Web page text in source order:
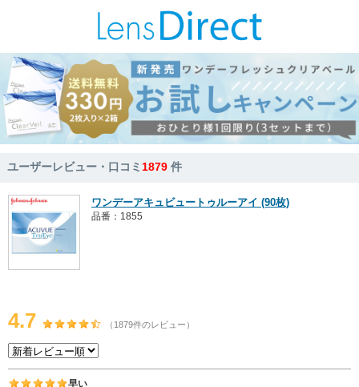
ユーザーレビュー・口コミ1879 件
ワンデーアキュビュートゥルーアイ (90枚)
品番：1855
4.7 （1879件のレビュー）
早い